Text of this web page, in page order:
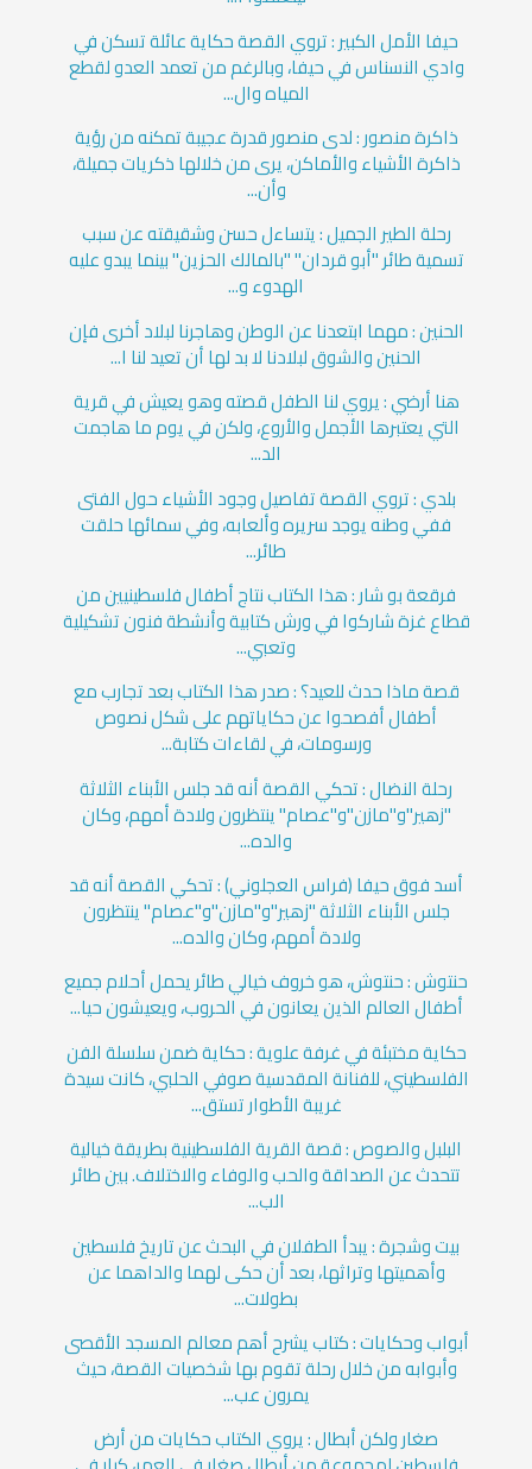
حيفا الأمل الكبير : تروي القصة حكاية عائلة تسكن في
وادي النسناس في حيفا، وبالرغم من تعمد العدو لقطع
المياه وال...
ذاكرة منصور : لدى منصور قدرة عجيبة تمكنه من رؤية
ذاكرة الأشياء والأماكن، يرى من خلالها ذكريات جميلة،
وأن...
رحلة الطير الجميل : يتساءل حسن وشقيقته عن سبب
تسمية طائر "أبو قردان" "بالمالك الحزين" بينما يبدو عليه
الهدوء و...
الحنين : مهما ابتعدنا عن الوطن وهاجرنا لبلاد أخرى فإن
الحنين والشوق لبلادنا لا بد لها أن تعيد لنا ا...
هنا أرضي : يروي لنا الطفل قصته وهو يعيش في قرية
التي يعتبرها الأجمل والأروع، ولكن في يوم ما هاجمت
الد...
بلدي : تروي القصة تفاصيل وجود الأشياء حول الفتى
ففي وطنه يوجد سريره وألعابه، وفي سمائها حلقت
طائر...
فرقعة بو شار : هذا الكتاب نتاج أطفال فلسطينيين من
قطاع غزة شاركوا في ورش كتابية وأنشطة فنون تشكيلية
وتعبي...
قصة ماذا حدث للعيد؟ : صدر هذا الكتاب بعد تجارب مع
أطفال أفصحوا عن حكاياتهم على شكل نصوص
ورسومات، في لقاءات كتابة...
رحلة النضال : تحكي القصة أنه قد جلس الأبناء الثلاثة
"زهير"و"مازن"و"عصام" ينتظرون ولادة أمهم، وكان
والده...
أسد فوق حيفا (فراس العجلوني) : تحكي القصة أنه قد
جلس الأبناء الثلاثة "زهير"و"مازن"و"عصام" ينتظرون
ولادة أمهم، وكان والده...
حنتوش : حنتوش، هو خروف خيالي طائر يحمل أحلام جميع
أطفال العالم الذين يعانون في الحروب، ويعيشون حيا...
حكاية مختبئة في غرفة علوية : حكاية ضمن سلسلة الفن
الفلسطيني، للفنانة المقدسية صوفي الحلبي، كانت سيدة
غريبة الأطوار تستق...
البلبل والصوص : قصة القرية الفلسطينية بطريقة خيالية
تتحدث عن الصداقة والحب والوفاء والاختلاف. بين طائر
الب...
بيت وشجرة : يبدأ الطفلان في البحث عن تاريخ فلسطين
وأهميتها وتراثها، بعد أن حكى لهما والداهما عن
بطولات...
أبواب وحكايات : كتاب يشرح أهم معالم المسجد الأقصى
وأبوابه من خلال رحلة تقوم بها شخصيات القصة، حيث
يمرون عب...
صغار ولكن أبطال : يروي الكتاب حكايات من أرض